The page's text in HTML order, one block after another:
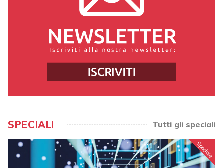
SPECIALI Tutti gli speciali
Speciale